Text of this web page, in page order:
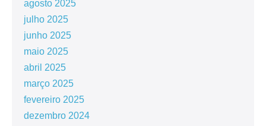
agosto 2025
julho 2025
junho 2025
maio 2025
abril 2025
março 2025
fevereiro 2025
dezembro 2024